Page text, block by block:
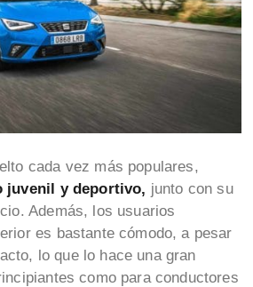
cada vez más populares,
juvenil y deportivo, junto con su
Además, los usuarios
es bastante cómodo, a pesar
lo que lo hace una gran
como para conductores